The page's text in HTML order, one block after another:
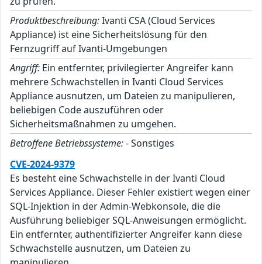
Produktbeschreibung:Ivanti CSA (Cloud Services
Appliance) ist eine Sicherheitslösung für den
Fernzugriff auf Ivanti-Umgebungen
Angriff: Ein entfernter, privilegierter Angreifer kann
mehrere Schwachstellen in Ivanti Cloud Services
Appliance ausnutzen, um Dateien zu manipulieren,
beliebigen Code auszuführen oder
Sicherheitsmaßnahmen zu umgehen.
Betroffene Betriebssysteme:- Sonstiges
CVE-2024-9379
Es besteht eine Schwachstelle in der Ivanti Cloud
Services Appliance. Dieser Fehler existiert wegen einer
SQL-Injektion in der Admin-Webkonsole, die die
Ausführung beliebiger SQL-Anweisungen ermöglicht.
Ein entfernter, authentifizierter Angreifer kann diese
Schwachstelle ausnutzen, um Dateien zu